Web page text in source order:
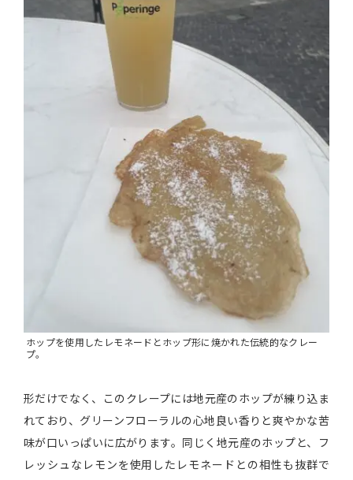
ホップを使用したレモネードとホップ形に焼かれた伝統的なクレー
プ。
形だけでなく、このクレープには地元産のホップが練り込ま
れており、グリーンフローラルの心地良い香りと爽やかな苦
味が口いっぱいに広がります。同じく地元産のホップと、フ
レッシュなレモンを使用したレモネードとの相性も抜群で